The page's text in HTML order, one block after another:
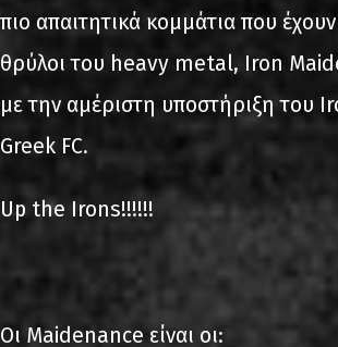
πιο απαιτητικά κομμάτια που έχουν
θρύλοι του heavy metal, Iron
με την αμέριστη υποστήριξη του
Greek FC.
Up the Irons!!!!!!
Οι Maidenance είναι οι: